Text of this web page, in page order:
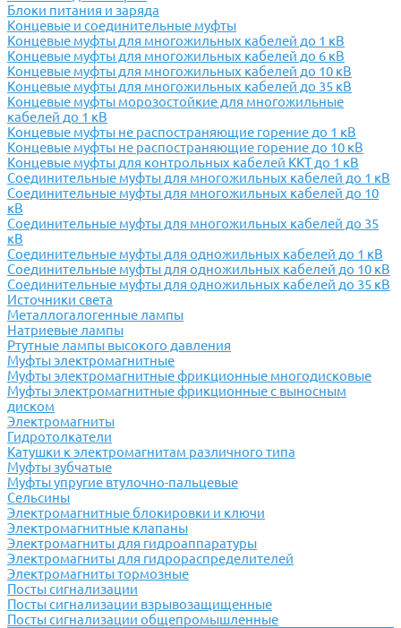
Блоки питания и заряда
Концевые и соединительные муфты
Концевые муфты для многожильных кабелей до 1 кВ
Концевые муфты для многожильных кабелей до 6 кВ
Концевые муфты для многожильных кабелей до 10 кВ
Концевые муфты для многожильных кабелей до 35 кВ
Концевые муфты морозостойкие для многожильные
кабелей до 1 кВ
Концевые муфты не распостраняющие горение до 1 кВ
Концевые муфты не распостраняющие горение до 10 кВ
Концевые муфты для контрольных кабелей ККТ до 1 кВ
Соединительные муфты для многожильных кабелей до 1 кВ
Соединительные муфты для многожильных кабелей до 10
кВ
Соединительные муфты для многожильных кабелей до 35
кВ
Соединительные муфты для одножильных кабелей до 1 кВ
Соединительные муфты для одножильных кабелей до 10 кВ
Соединительные муфты для одножильных кабелей до 35 кВ
Источники света
Металлогалогенные лампы
Натриевые лампы
Ртутные лампы высокого давления
Муфты электромагнитные
Муфты электромагнитные фрикционные многодисковые
Муфты электромагнитные фрикционные с выносным
диском
Электромагниты
Гидротолкатели
Катушки к электромагнитам различного типа
Муфты зубчатые
Муфты упругие втулочно-пальцевые
Сельсины
Электромагнитные блокировки и ключи
Электромагнитные клапаны
Электромагниты для гидроаппаратуры
Электромагниты для гидрораспределителей
Электромагниты тормозные
Посты сигнализации
Посты сигнализации взрывозащищенные
Посты сигнализации общепромышленные